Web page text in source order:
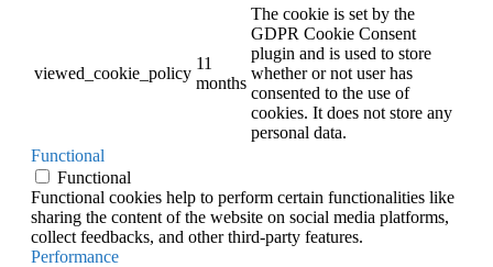
viewed_cookie_policy
11
months
The cookie is set by the
GDPR Cookie Consent
plugin and is used to store
whether or not user has
consented to the use of
cookies. It does not store any
personal data.
Functional
Functional
Functional cookies help to perform certain functionalities like
sharing the content of the website on social media platforms,
collect feedbacks, and other third-party features.
Performance